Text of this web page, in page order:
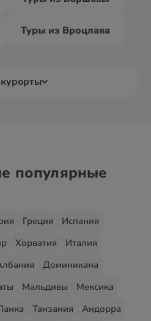
Туры из Вроцлава
популярные
Греция
Испания
Хорватия
Италия
Доминикана
Мальдивы
Мексика
Танзания
Андорра